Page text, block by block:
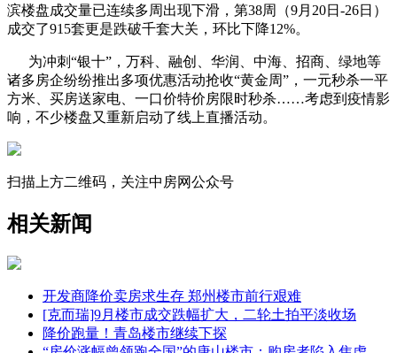
滨楼盘成交量已连续多周出现下滑，第38周（9月20日-26日）
成交了915套更是跌破千套大关，环比下降12%。
为冲刺“银十”，万科、融创、华润、中海、招商、绿地等
诸多房企纷纷推出多项优惠活动抢收“黄金周”，一元秒杀一平
方米、买房送家电、一口价特价房限时秒杀……考虑到疫情影
响，不少楼盘又重新启动了线上直播活动。
扫描上方二维码，关注中房网公众号
相关新闻
开发商降价卖房求生存 郑州楼市前行艰难
[克而瑞]9月楼市成交跌幅扩大，二轮土拍平淡收场
降价跑量！青岛楼市继续下探